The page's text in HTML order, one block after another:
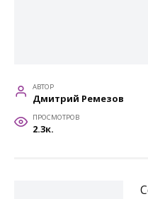
АВТОР
Дмитрий Ремезов
ПРОСМОТРОВ
2.3к.